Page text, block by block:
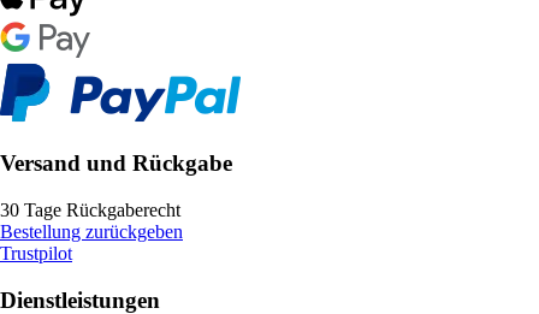
Versand und Rückgabe
30 Tage Rückgaberecht
Bestellung zurückgeben
Trustpilot
Dienstleistungen